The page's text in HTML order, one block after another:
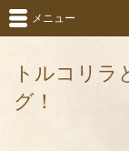
トルコリラ
グ！
メニュー